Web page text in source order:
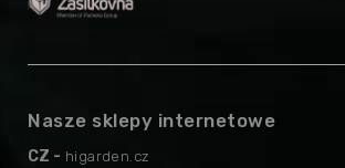
Nasze sklepy internetowe
CZ - higarden.cz